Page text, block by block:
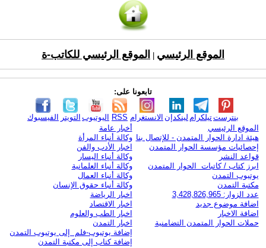
الموقع الرئيسي الموقع الرئيسي للكاتب-ة
تابعونا على:
الفيسبوك التويتر اليوتيوب RSS الانستغرام لينكدإن تيلكرامبنترست
الموقع الرئيسي
هيئة ادارة الحوار المتمدن - للإتصال بنا
إحصائيات مؤسسة الحوار المتمدن
قواعد النشر
ابرز كتاب / كاتبات الحوار المتمدن
يوتيوب التمدن
مكتبة التمدن
عدد الزوار: 3,428,826,965
اضافة موضوع جديد
اضافة الاخبار
حملات الحوار المتمدن التضامنية
أخبار عامة
وكالة أنباء المرأة
اخبار الأدب والفن
وكالة أنباء اليسار
وكالة أنباء العلمانية
وكالة أنباء العمال
وكالة أنباء حقوق الإنسان
اخبار الرياضة
اخبار الاقتصاد
اخبار الطب والعلوم
اخبار التمدن
إضافة يوتيوب-فلم إلى يوتيوب التمدن
إضافة كتاب إلى مكتبة التمدن